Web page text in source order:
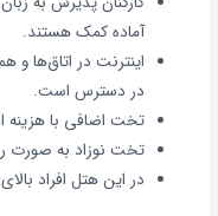
آماده کمک هستند.
اینترنت در اتاق‌ها
در دسترس است.
تخت اضافی با
تخت نوزاد به صورت
در این هتل افراد بالای 15 سال بزرگسال محسوب میشود.